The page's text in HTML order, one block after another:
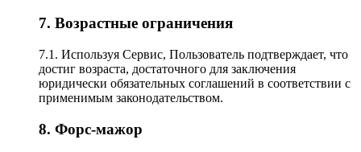
7. Возрастные ограничения
7.1. Используя Сервис, Пользователь подтверждает, что
достиг возраста, достаточного для заключения
юридически обязательных соглашений в соответствии с
применимым законодательством.
8. Форс-мажор